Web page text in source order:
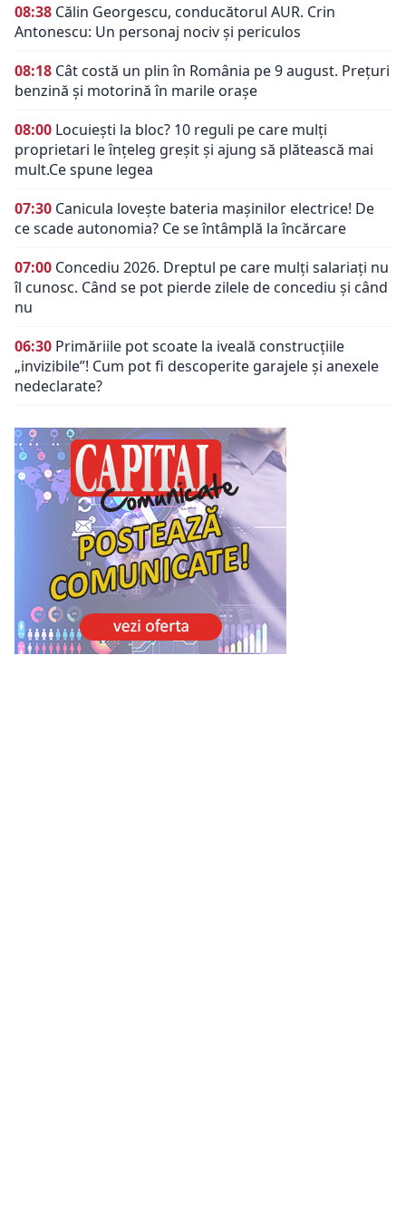
08:38 Călin Georgescu, conducătorul AUR. Crin
Antonescu: Un personaj nociv şi periculos
08:18 Cât costă un plin în România pe 9 august. Prețuri
benzină și motorină în marile orașe
08:00 Locuiești la bloc? 10 reguli pe care mulți
proprietari le înțeleg greșit și ajung să plătească mai
mult.Ce spune legea
07:30 Canicula lovește bateria mașinilor electrice! De
ce scade autonomia? Ce se întâmplă la încărcare
07:00 Concediu 2026. Dreptul pe care mulți salariați nu
îl cunosc. Când se pot pierde zilele de concediu și când
nu
06:30 Primăriile pot scoate la iveală construcțiile
„invizibile”! Cum pot fi descoperite garajele și anexele
nedeclarate?